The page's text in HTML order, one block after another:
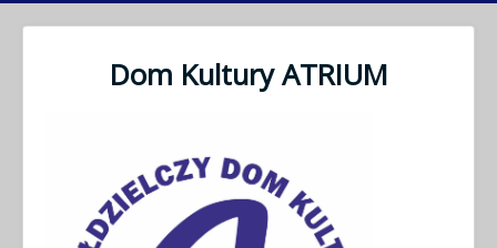
Dom Kultury ATRIUM